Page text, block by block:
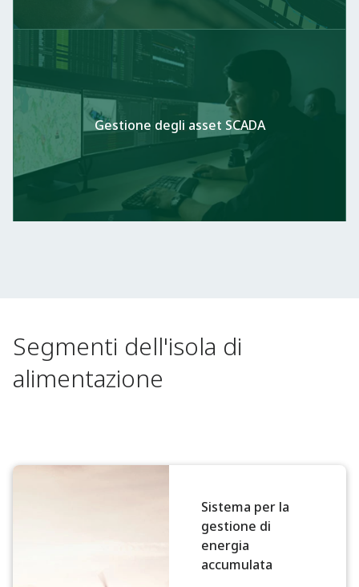
Gestione degli asset SCADA
Segmenti dell'isola di
alimentazione
Sistema per la
gestione di
energia
accumulata